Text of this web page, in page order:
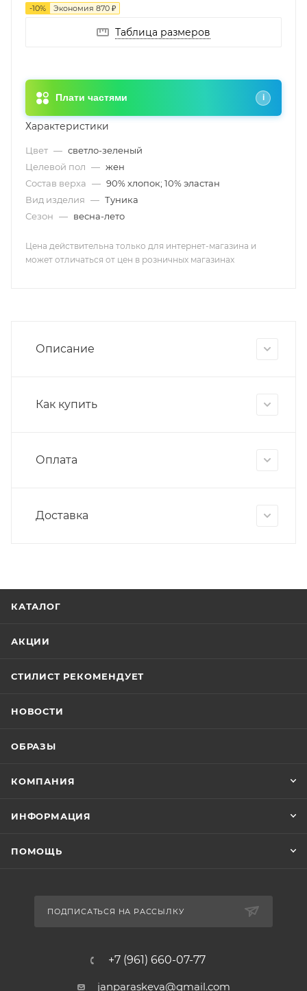
-10% Экономия 870 ₽
Таблица размеров
Плати частями i
Характеристики
Цвет — светло-зеленый
Целевой пол — жен
Состав верха — 90% хлопок; 10% эластан
Вид изделия — Туника
Сезон — весна-лето
Цена действительна только для интернет-магазина и
может отличаться от цен в розничных магазинах
Описание
Как купить
Оплата
Доставка
КАТАЛОГ
АКЦИИ
СТИЛИСТ РЕКОМЕНДУЕТ
НОВОСТИ
ОБРАЗЫ
КОМПАНИЯ
ИНФОРМАЦИЯ
ПОМОЩЬ
ПОДПИСАТЬСЯ НА РАССЫЛКУ
+7 (961) 660-07-77
janparaskeva@gmail.com